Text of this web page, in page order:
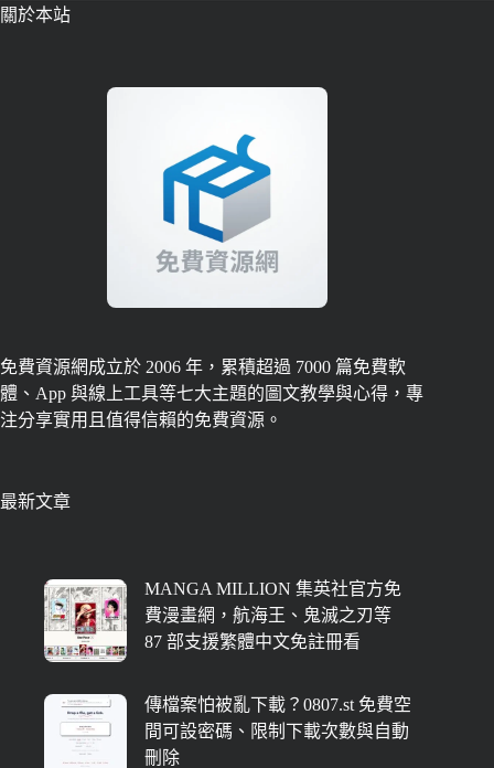
關於本站
免費資源網成立於 2006 年，累積超過 7000 篇免費軟
體、App 與線上工具等七大主題的圖文教學與心得，專
注分享實用且值得信賴的免費資源。
最新文章
MANGA MILLION 集英社官方免
費漫畫網，航海王、鬼滅之刃等
87 部支援繁體中文免註冊看
傳檔案怕被亂下載？0807.st 免費空
間可設密碼、限制下載次數與自動
刪除